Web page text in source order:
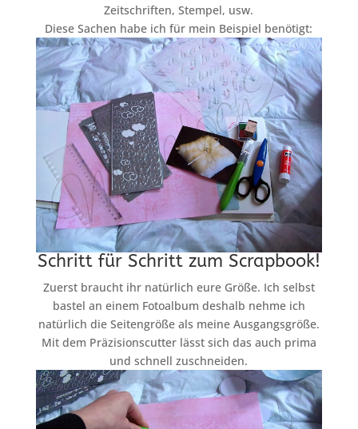
Zeitschriften, Stempel, usw.
Diese Sachen habe ich für mein Beispiel benötigt:
Schritt für Schritt zum Scrapbook!
Zuerst braucht ihr natürlich eure Größe. Ich selbst
bastel an einem Fotoalbum deshalb nehme ich
natürlich die Seitengröße als meine Ausgangsgröße.
Mit dem Präzisionscutter lässt sich das auch prima
und schnell zuschneiden.